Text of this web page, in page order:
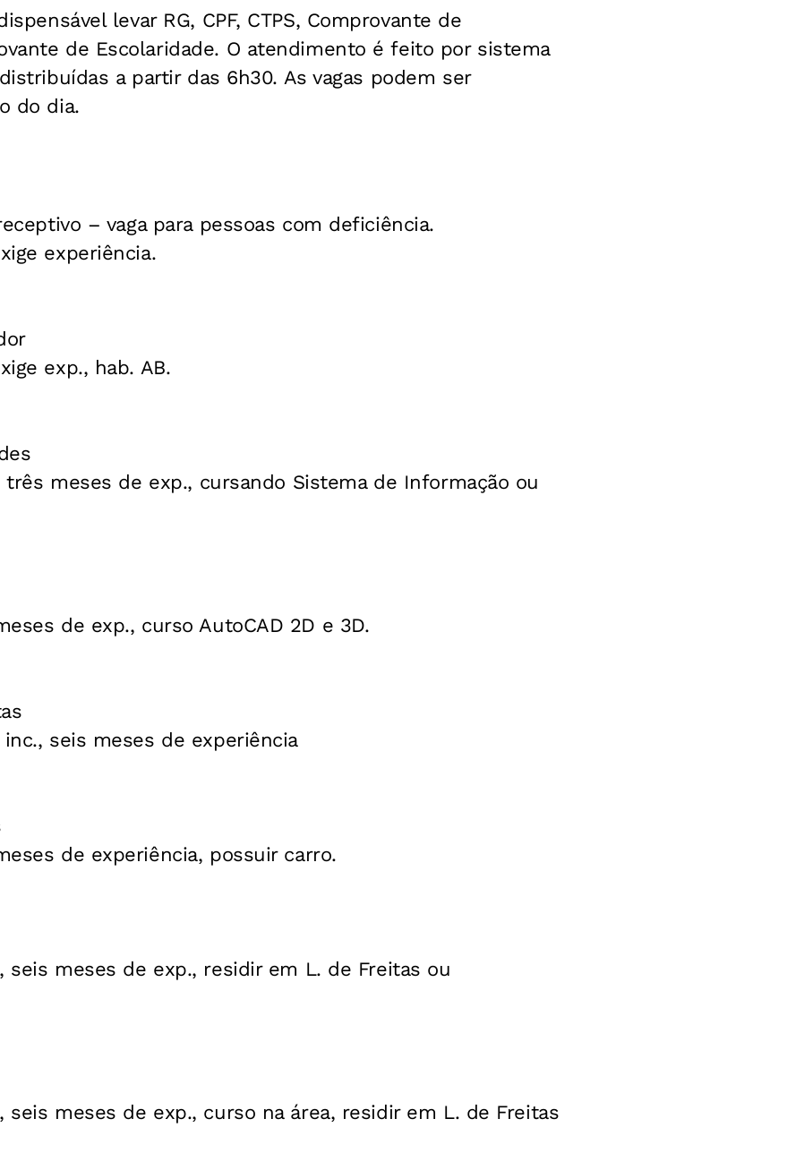
levar RG, CPF, CTPS, Comprovante de
de Escolaridade. O atendimento é feito por sistema
a partir das 6h30. As vagas podem ser
do dia.
– vaga para pessoas com deficiência.
experiência.
exp., hab. AB.
meses de exp., cursando Sistema de Informação ou
de exp., curso AutoCAD 2D e 3D.
seis meses de experiência
de experiência, possuir carro.
seis meses de exp., residir em L. de Freitas ou
seis meses de exp., curso na área, residir em L. de Freitas